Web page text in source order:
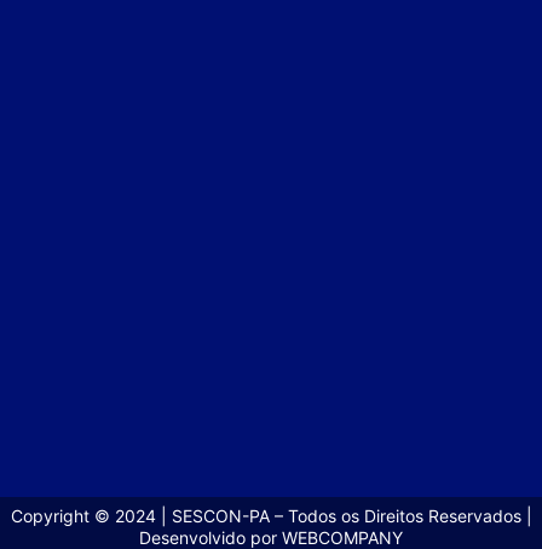
Copyright © 2024 | SESCON-PA – Todos os Direitos Reservados |
Desenvolvido por WEBCOMPANY